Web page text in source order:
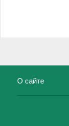
О сайте